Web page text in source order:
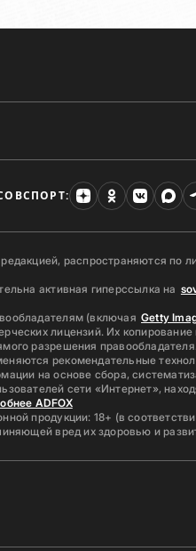
распространяются по
активная гиперссылка на
(включая Getty
лицензий. Их копирование
разрешения
рекомендательные
на основе сбора,
сети «Интернет»,
ADFOX
продукции: 18+ (в
вред их здоровью и